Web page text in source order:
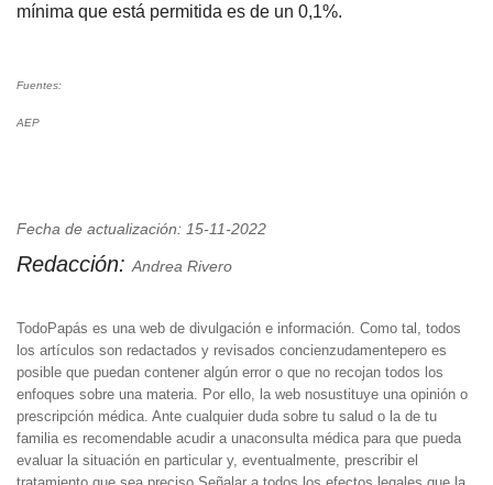
mínima que está permitida es de un 0,1%.
Fuentes:
AEP
Fecha de actualización: 15-11-2022
Redacción: Andrea Rivero
TodoPapás es una web de divulgación e información. Como tal, todos
los artículos son redactados y revisados concienzudamentepero es
posible que puedan contener algún error o que no recojan todos los
enfoques sobre una materia. Por ello, la web nosustituye una opinión o
prescripción médica. Ante cualquier duda sobre tu salud o la de tu
familia es recomendable acudir a unaconsulta médica para que pueda
evaluar la situación en particular y, eventualmente, prescribir el